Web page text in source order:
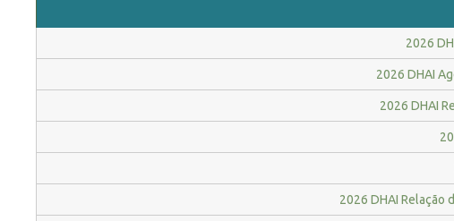
2026
2026 DHAI
2026 DHAI
2026 DHAI Relação